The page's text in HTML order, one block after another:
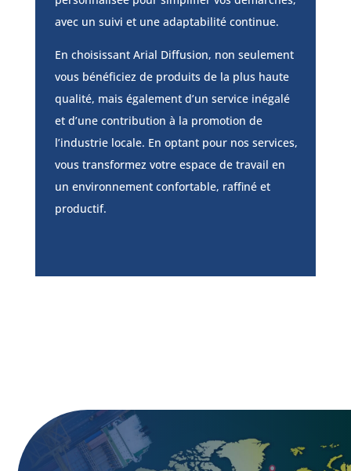
avec un suivi et une adaptabilité continue.
En choisissant Arial Diffusion, non seulement
vous bénéficiez de produits de la plus haute
qualité, mais également d’un service inégalé
et d’une contribution à la promotion de
l’industrie locale. En optant pour nos services,
vous transformez votre espace de travail en
un environnement confortable, raffiné et
productif.